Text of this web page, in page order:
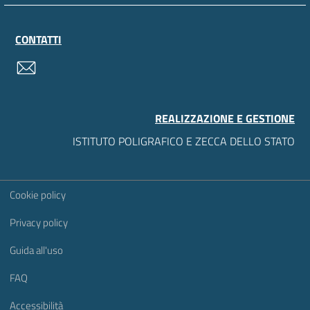
CONTATTI
REALIZZAZIONE E GESTIONE
ISTITUTO POLIGRAFICO E ZECCA DELLO STATO
Sezione Link Utili
Cookie policy
Privacy policy
Guida all'uso
FAQ
Accessibilità